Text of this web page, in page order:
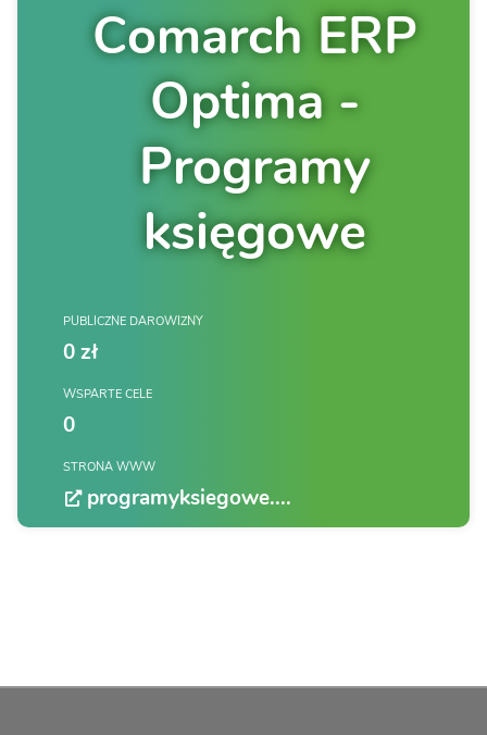
Comarch ERP
Optima -
Programy
księgowe
PUBLICZNE DAROWIZNY
0 zł
WSPARTE CELE
0
STRONA WWW
programyksiegowe....